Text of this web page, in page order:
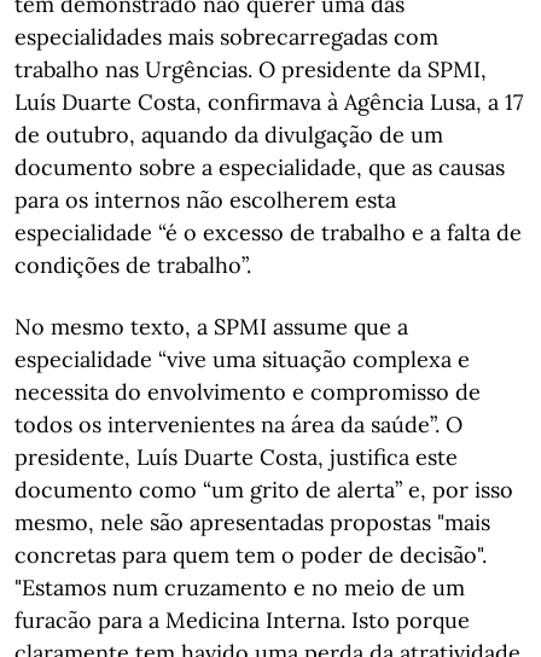
especialidades mais sobrecarregadas com
trabalho nas Urgências. O presidente da SPMI,
Luís Duarte Costa, confirmava à Agência Lusa, a 17
de outubro, aquando da divulgação de um
documento sobre a especialidade, que as causas
para os internos não escolherem esta
especialidade “é o excesso de trabalho e a falta de
condições de trabalho”.
No mesmo texto, a SPMI assume que a
especialidade “vive uma situação complexa e
necessita do envolvimento e compromisso de
todos os intervenientes na área da saúde”. O
presidente, Luís Duarte Costa, justifica este
documento como “um grito de alerta” e, por isso
mesmo, nele são apresentadas propostas "mais
concretas para quem tem o poder de decisão".
"Estamos num cruzamento e no meio de um
furacão para a Medicina Interna. Isto porque